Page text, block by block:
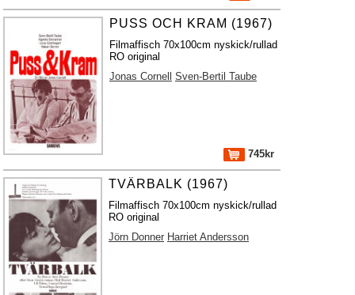
PUSS OCH KRAM (1967)
Filmaffisch 70x100cm nyskick/rullad
RO original
Jonas Cornell
Sven-Bertil Taube
745kr
TVÄRBALK (1967)
Filmaffisch 70x100cm nyskick/rullad
RO original
Jörn Donner Harriet Andersson